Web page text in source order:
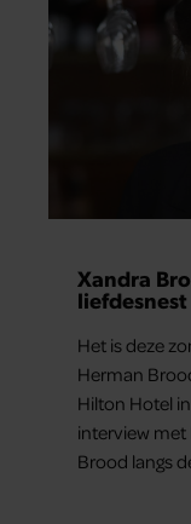
Xandra
Het is deze
Herman
Hilton Hotel
interview met
Brood langs